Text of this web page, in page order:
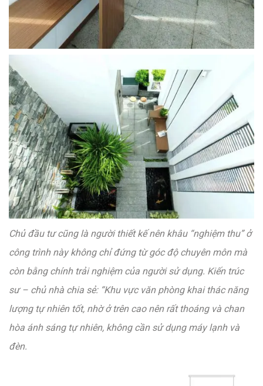
Chủ đầu tư cũng là người thiết kế nên khâu “nghiệm thu” ở
công trình này không chỉ đứng từ góc độ chuyên môn mà
còn bằng chính trải nghiệm của người sử dụng. Kiến trúc
sư – chủ nhà chia sẻ: “Khu vực văn phòng khai thác năng
lượng tự nhiên tốt, nhờ ở trên cao nên rất thoáng và chan
hòa ánh sáng tự nhiên, không cần sử dụng máy lạnh và
đèn.